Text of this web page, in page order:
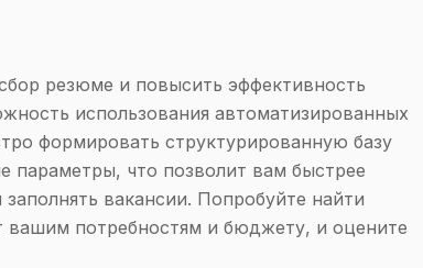
резюме и повысить эффективность
использования автоматизированных
формировать структурированную базу
параметры, что позволит вам быстрее
вакансии. Попробуйте найти
вашим потребностям и бюджету, и оцените